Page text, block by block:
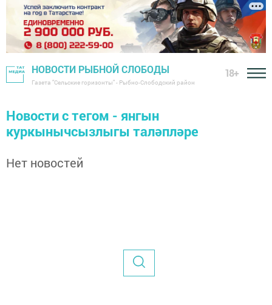
НОВОСТИ РЫБНОЙ СЛОБОДЫ
Газета "Сельские горизонты" - Рыбно-Слободский район
18+
Новости с тегом - янгын
куркынычсызлыгы таләпләре
Нет новостей